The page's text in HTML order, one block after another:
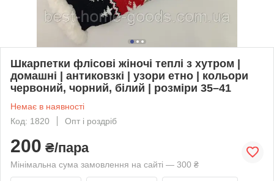
Шкарпетки флісові жіночі теплі з хутром |
домашні | антиковзкі | узори етно | кольори
червоний, чорний, білий | розміри 35–41
Немає в наявності
Код: 1820
Опт і роздріб
200 ₴/пара
Мінімальна сума замовлення на сайті — 300 ₴